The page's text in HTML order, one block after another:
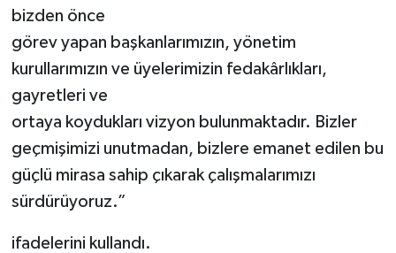
bizden önce
görev yapan başkanlarımızın, yönetim
kurullarımızın ve üyelerimizin fedakârlıkları,
gayretleri ve
ortaya koydukları vizyon bulunmaktadır. Bizler
geçmişimizi unutmadan, bizlere emanet edilen bu
güçlü mirasa sahip çıkarak çalışmalarımızı
sürdürüyoruz.”
ifadelerini kullandı.